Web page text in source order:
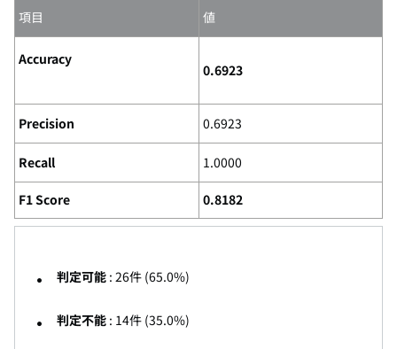
項目
値
Accuracy
0.6923
Precision 0.6923
Recall 1.0000
F1 Score 0.8182
判定可能 : 26件 (65.0%)
判定不能 : 14件 (35.0%)